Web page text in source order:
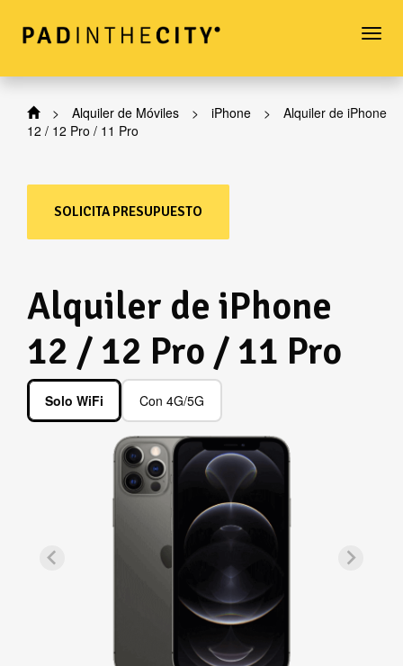
> Alquiler de Móviles > iPhone >
Alquiler de iPhone
12 / 12 Pro / 11 Pro
Alquiler de iPhone
12 / 12 Pro / 11 Pro
Solo WiFi Con 4G/5G
SOLICITA PRESUPUESTO